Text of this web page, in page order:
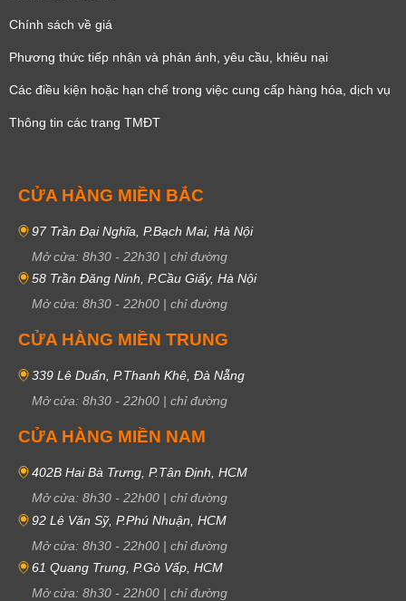
Chính sách về giá
Phương thức tiếp nhận và phản ánh, yêu cầu, khiêu nại
Các điều kiện hoặc hạn chế trong việc cung cấp hàng hóa, dịch vụ
Thông tin các trang TMĐT
CỬA HÀNG MIỀN BẮC
97 Trần Đại Nghĩa, P.Bạch Mai, Hà Nội
Mở cửa: 8h30 - 22h30 | chỉ đường
58 Trần Đăng Ninh, P.Cầu Giấy, Hà Nội
Mở cửa: 8h30 - 22h00 | chỉ đường
CỬA HÀNG MIỀN TRUNG
339 Lê Duẩn, P.Thanh Khê, Đà Nẵng
Mở cửa: 8h30 - 22h00 | chỉ đường
CỬA HÀNG MIỀN NAM
402B Hai Bà Trưng, P.Tân Định, HCM
Mở cửa: 8h30 - 22h00 | chỉ đường
92 Lê Văn Sỹ, P.Phú Nhuận, HCM
Mở cửa: 8h30 - 22h00 | chỉ đường
61 Quang Trung, P.Gò Vấp, HCM
Mở cửa: 8h30 - 22h00 | chỉ đường